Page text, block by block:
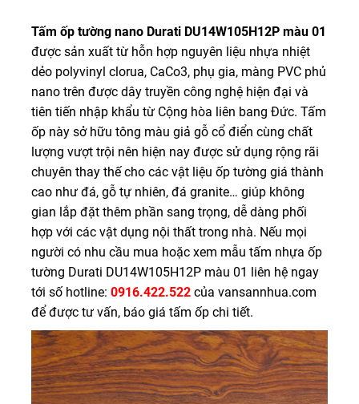
Tấm ốp tường nano Durati DU14W105H12P màu 01
được sản xuất từ hỗn hợp nguyên liệu nhựa nhiệt
dẻo polyvinyl clorua, CaCo3, phụ gia, màng PVC phủ
nano trên được dây truyền công nghệ hiện đại và
tiên tiến nhập khẩu từ Cộng hòa liên bang Đức. Tấm
ốp này sở hữu tông màu giả gỗ cổ điển cùng chất
lượng vượt trội nên hiện nay được sử dụng rộng rãi
chuyên thay thế cho các vật liệu ốp tường giá thành
cao như đá, gỗ tự nhiên, đá granite… giúp không
gian lắp đặt thêm phần sang trọng, dễ dàng phối
hợp với các vật dụng nội thất trong nhà. Nếu mọi
người có nhu cầu mua hoặc xem mẫu tấm nhựa ốp
tường Durati DU14W105H12P màu 01 liên hệ ngay
tới số hotline: 0916.422.522 của vansannhua.com
để được tư vấn, báo giá tấm ốp chi tiết.